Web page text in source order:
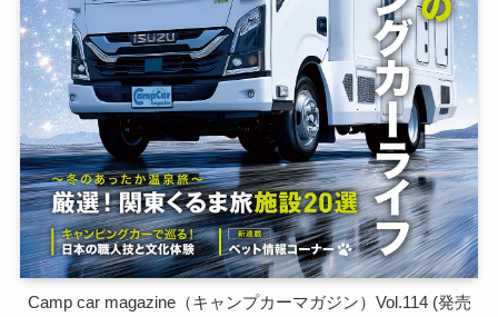
Camp car magazine（キャンプカーマガジン）Vol.114 (発売